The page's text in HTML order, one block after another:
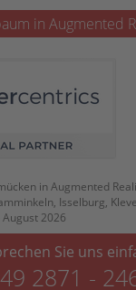
Akzeptieren
Usercentrics
in Augmented
in Augmented
Isselburg,
2026
Sie uns
2871 -